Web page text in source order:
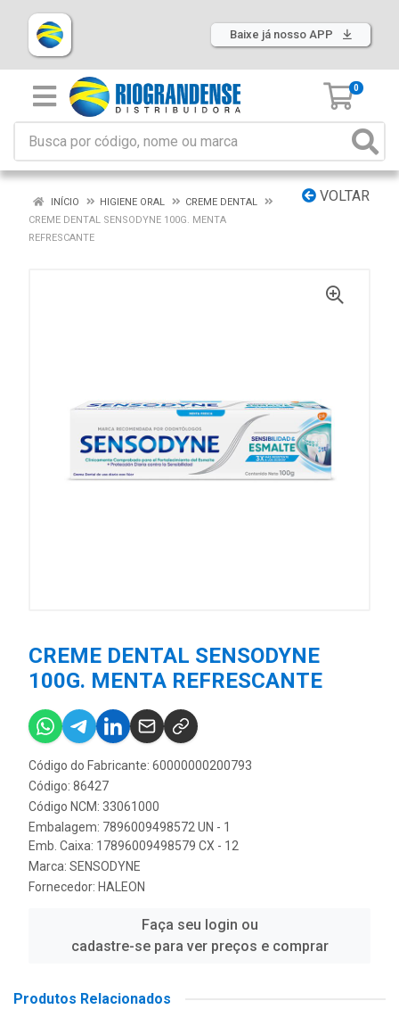
Baixe já nosso APP
0
VOLTAR
INÍCIO HIGIENE ORAL
CREME DENTAL
CREME DENTAL SENSODYNE 100G. MENTA
REFRESCANTE
CREME DENTAL SENSODYNE
100G. MENTA REFRESCANTE
Código do Fabricante: 60000000200793
Código: 86427
Código NCM: 33061000
Embalagem: 7896009498572 UN - 1
Emb. Caixa: 17896009498579 CX - 12
Marca: SENSODYNE
Fornecedor: HALEON
Faça seu login ou
cadastre-se para ver preços e comprar
Produtos Relacionados